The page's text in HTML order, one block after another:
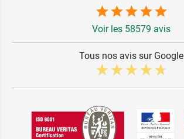
Voir les 58579 avis
Tous nos avis sur Google